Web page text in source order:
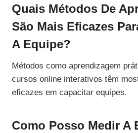
Quais Métodos De
São Mais Eficazes
A Equipe?
Métodos como aprendizagem
cursos online interativos têm
eficazes em capacitar equipes.
Como Posso Medir A